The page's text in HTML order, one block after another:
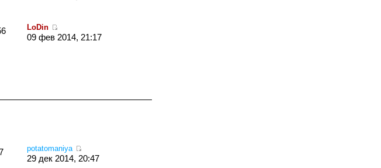
LoDin
09 фев 2014, 21:17
potatomaniya
29 дек 2014, 20:47